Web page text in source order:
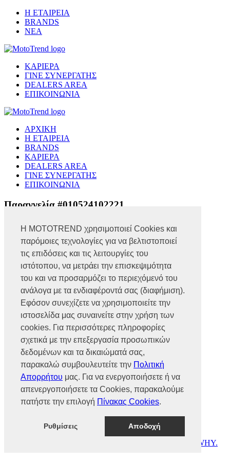
Η MOTOTREND χρησιμοποιεί Cookies και
παρόμοιες τεχνολογίες για να βελτιστοποιεί
τις επιδόσεις και τις λειτουργίες του
ιστότοπου, να μετράει την επισκεψιμότητα
του και να προσαρμόζει το περιεχόμενό του
ανάλογα με τα ενδιαφέροντά σας (διαφήμιση).
Εφόσον συνεχίζετε να χρησιμοποιείτε την
ιστοσελίδα μας συναινείτε στην χρήση των
cookies. Για περισσότερες πληροφορίες
σχετικά με την επεξεργασία προσωπικών
δεδομένων και τα δικαιώματά σας,
παρακαλώ συμβουλευτείτε την Πολιτική
Απορρήτου μας. Για να ενεργοποιήσετε ή να
απενεργοποιήσετε τα Cookies, παρακαλούμε
πατήστε την επιλογή Πίνακας Cookies.
Ρυθμίσεις Αποδοχή
Η ΕΤΑΙΡΕΙΑ
BRANDS
ΝΕΑ
ΚΑΡΙΕΡΑ
ΓΙΝΕ ΣΥΝΕΡΓΑΤΗΣ
DEALERS AREA
ΕΠΙΚΟΙΝΩΝΙΑ
ΑΡΧΙΚΗ
Η ΕΤΑΙΡΕΙΑ
BRANDS
ΚΑΡΙΕΡΑ
DEALERS AREA
ΓΙΝΕ ΣΥΝΕΡΓΑΤΗΣ
ΕΠΙΚΟΙΝΩΝΙΑ
Παραγγελία #010524102221
Βρυούλων 56, Ν. Φιλαδέλφεια,
14341, Αθήνα
Αρ. Γ.Ε.ΜΗ 002466101000
2102585991
Φαξ.:2102585993
Ε-mail:info@mototrend.gr
Μάθετε Περισσότερα
Η Εταιρεία
Brands
Νέα
Οικονομικά στοιχεία
Υποστήριξη
Επικοινωνία
Γίνε συνεργάτης
Dealers Area
Πολιτική cookies
WHY.